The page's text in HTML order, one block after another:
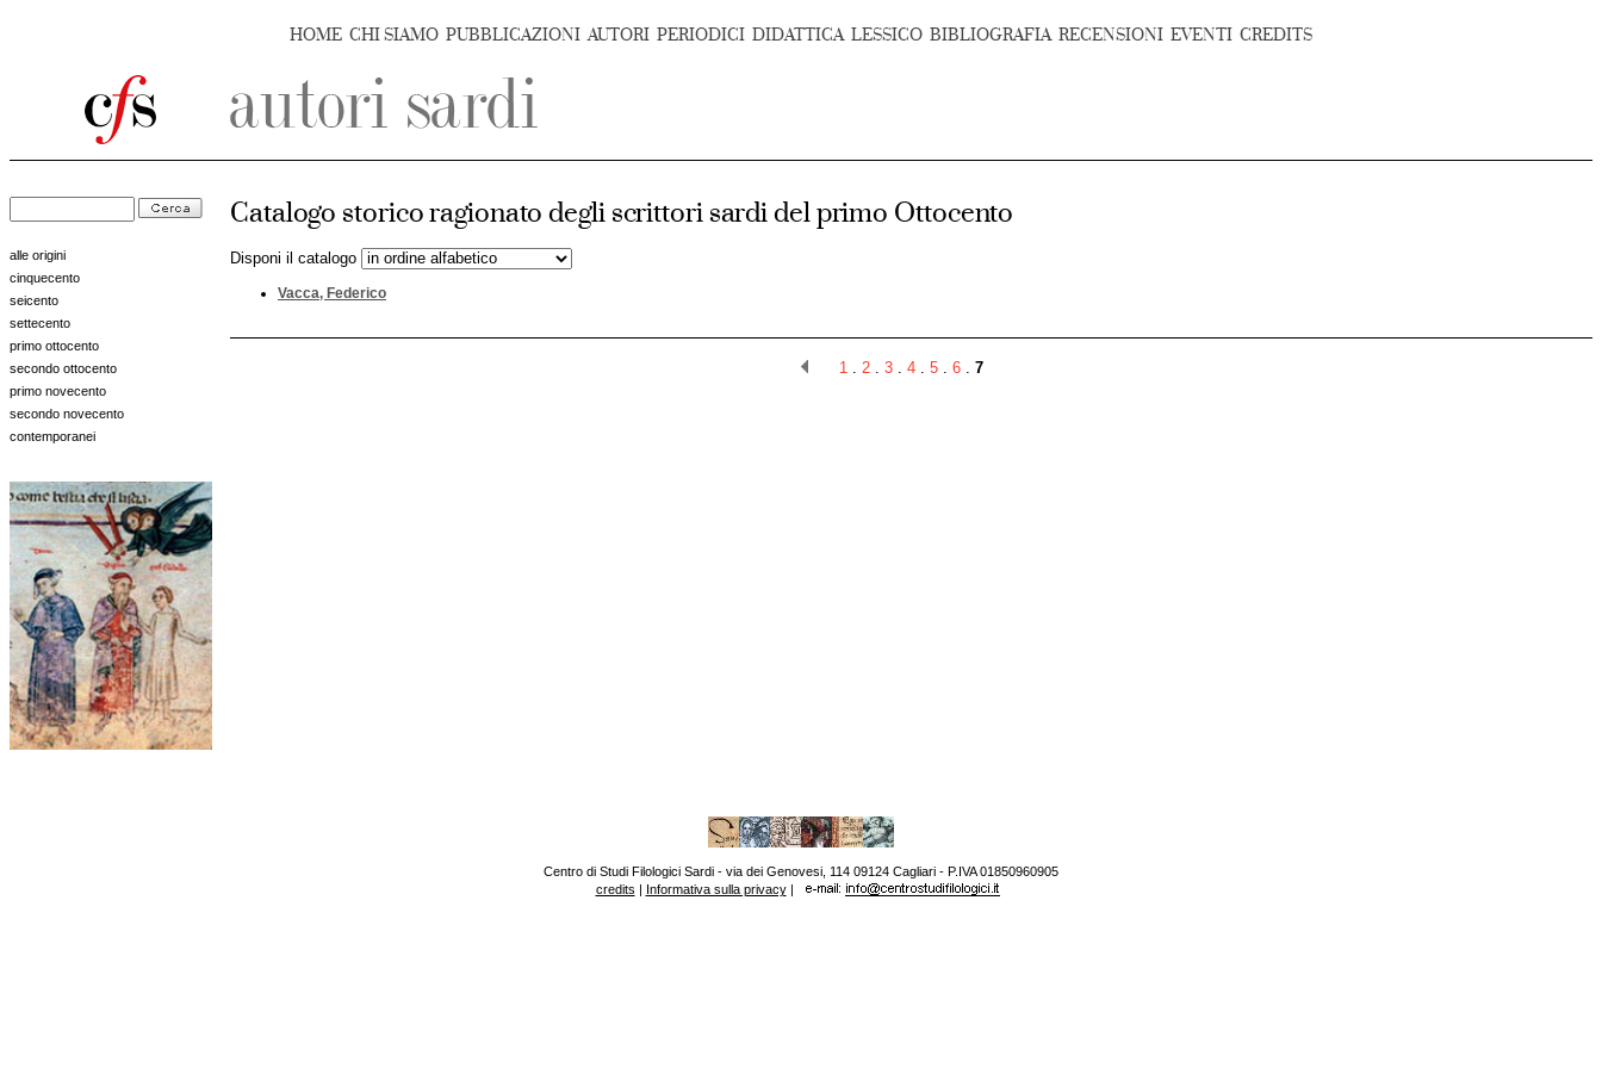
HOME CHI SIAMO PUBBLICAZIONI AUTORI PERIODICI DIDATTICA LESSICO BIBLIOGRAFIA RECENSIONI EVENTI CREDITS
alle origini
cinquecento
seicento
settecento
primo ottocento
secondo ottocento
primo novecento
secondo novecento
contemporanei
Catalogo storico ragionato degli scrittori sardi del primo Ottocento
Disponi il catalogo
Vacca, Federico
1 2 3 4 5 6 7
Centro di Studi Filologici Sardi - via dei Genovesi, 114 09124 Cagliari - P.IVA 01850960905
credits | Informativa sulla privacy|